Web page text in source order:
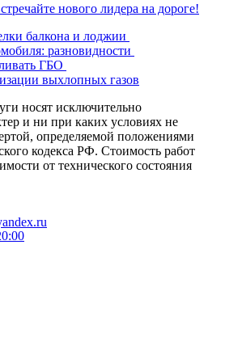
нового лидера на дороге!
балкона и лоджии
разновидности
ГБО
выхлопных газов
носят исключительно
и ни при каких условиях не
определяемой положениями
кодекса РФ. Стоимость работ
от технического состояния